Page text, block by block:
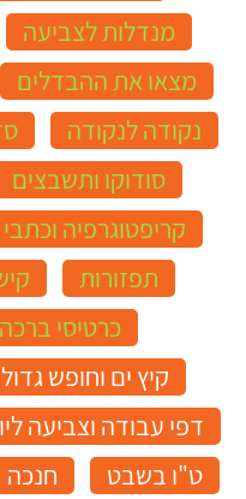
מנדלות לצביעה
מצאו את ההבדלים
נקודה לנקודה
סודוקו ותשבצים
קריפטוגרפיה
תפזורות
כרטיסי ברכה
קיץ ים וחופש גדול
דפי עבודה וצביעה
ט"ו בשבט
חנכה